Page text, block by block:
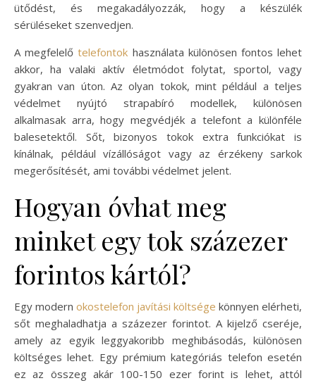
ütődést, és megakadályozzák, hogy a készülék
sérüléseket szenvedjen.
A megfelelőtelefontok használata különösen fontos lehet
akkor, ha valaki aktív életmódot folytat, sportol, vagy
gyakran van úton. Az olyan tokok, mint például a teljes
védelmet nyújtó strapabíró modellek, különösen
alkalmasak arra, hogy megvédjék a telefont a különféle
balesetektől. Sőt, bizonyos tokok extra funkciókat is
kínálnak, például vízállóságot vagy az érzékeny sarkok
megerősítését, ami további védelmet jelent.
Hogyan óvhat meg
minket egy tok százezer
forintos kártól?
Egy modern okostelefon javítási költsége könnyen elérheti,
sőt meghaladhatja a százezer forintot. A kijelző cseréje,
amely az egyik leggyakoribb meghibásodás, különösen
költséges lehet. Egy prémium kategóriás telefon esetén
ez az összeg akár 100-150 ezer forint is lehet, attól